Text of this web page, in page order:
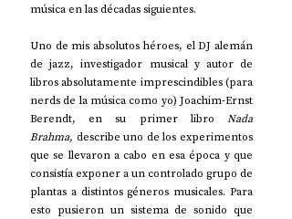
música en las décadas siguientes.
Uno de mis absolutos héroes, el DJ alemán
de jazz, investigador musical y autor de
libros absolutamente imprescindibles (para
nerds de la música como yo) Joachim-Ernst
Berendt, en su primer libro Nada
Brahma, describe uno de los experimentos
que se llevaron a cabo en esa época y que
consistía exponer a un controlado grupo de
plantas a distintos géneros musicales. Para
esto pusieron un sistema de sonido que